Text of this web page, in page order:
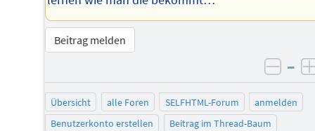
Beitrag melden
–
Übersicht alle Foren SELFHTML-Forum
anmelden
Benutzerkonto erstellen
Beitrag im Thread-Baum